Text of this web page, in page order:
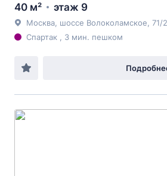
40 м² этаж 9
Москва, шоссе Волоколамское, 71/
Спартак , 3 мин. пешком